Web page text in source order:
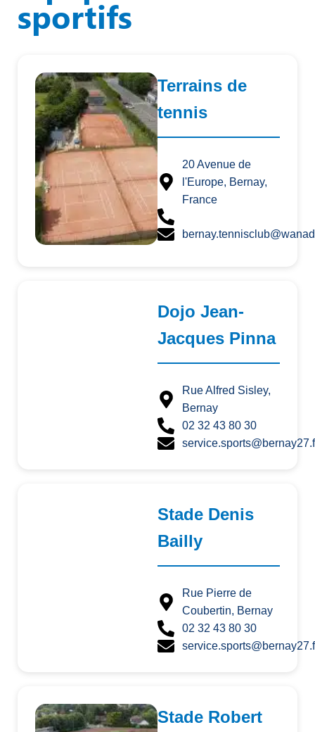
sportifs
Terrains de
tennis
20 Avenue de
l'Europe, Bernay,
France
Dojo Jean-
Jacques Pinna
Rue Alfred Sisley,
Bernay
02 32 43 80 30
Stade Denis
Bailly
Rue Pierre de
Coubertin, Bernay
02 32 43 80 30
Stade Robert